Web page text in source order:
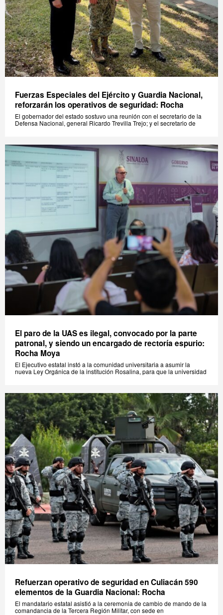
Fuerzas Especiales del Ejército y Guardia Nacional,
reforzarán los operativos de seguridad: Rocha
El gobernador del estado sostuvo una reunión con el secretario de la
Defensa Nacional, general Ricardo Trevilla Trejo; y el secretario de
El paro de la UAS es ilegal, convocado por la parte
patronal, y siendo un encargado de rectoría espurio:
Rocha Moya
El Ejecutivo estatal instó a la comunidad universitaria a asumir la
nueva Ley Orgánica de la institución Rosalina, para que la universidad
Refuerzan operativo de seguridad en Culiacán 590
elementos de la Guardia Nacional: Rocha
El mandatario estatal asistió a la ceremonia de cambio de mando de la
comandancia de la Tercera Región Militar, con sede en